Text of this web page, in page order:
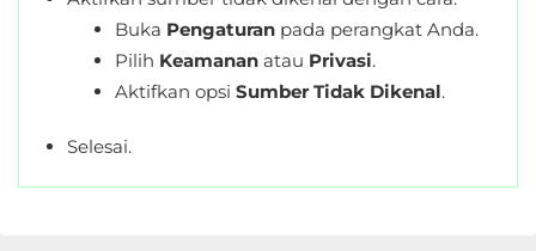
Buka Pengaturan pada perangkat Anda.
Pilih Keamanan atau Privasi.
Aktifkan opsi Sumber Tidak Dikenal.
Selesai.